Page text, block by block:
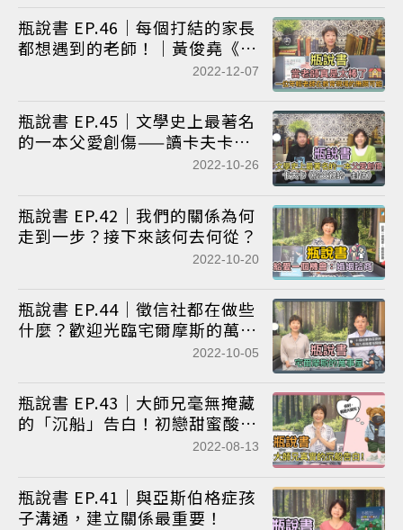
瓶說書 EP.46｜每個打結的家長
都想遇到的老師！｜黃俊堯《當
2022-12-07
瓶說書 EP.45｜文學史上最著名
的一本父愛創傷——讀卡夫卡
2022-10-26
瓶說書 EP.42｜我們的關係為何
走到一步？接下來該何去何從？
2022-10-20
瓶說書 EP.44｜徵信社都在做些
什麼？歡迎光臨宅爾摩斯的萬事
2022-10-05
瓶說書 EP.43｜大師兄毫無掩藏
的「沉船」告白！初戀甜蜜酸
澀，與那些關於寂寞的故事2022-08-13
瓶說書 EP.41｜與亞斯伯格症孩
子溝通，建立關係最重要！